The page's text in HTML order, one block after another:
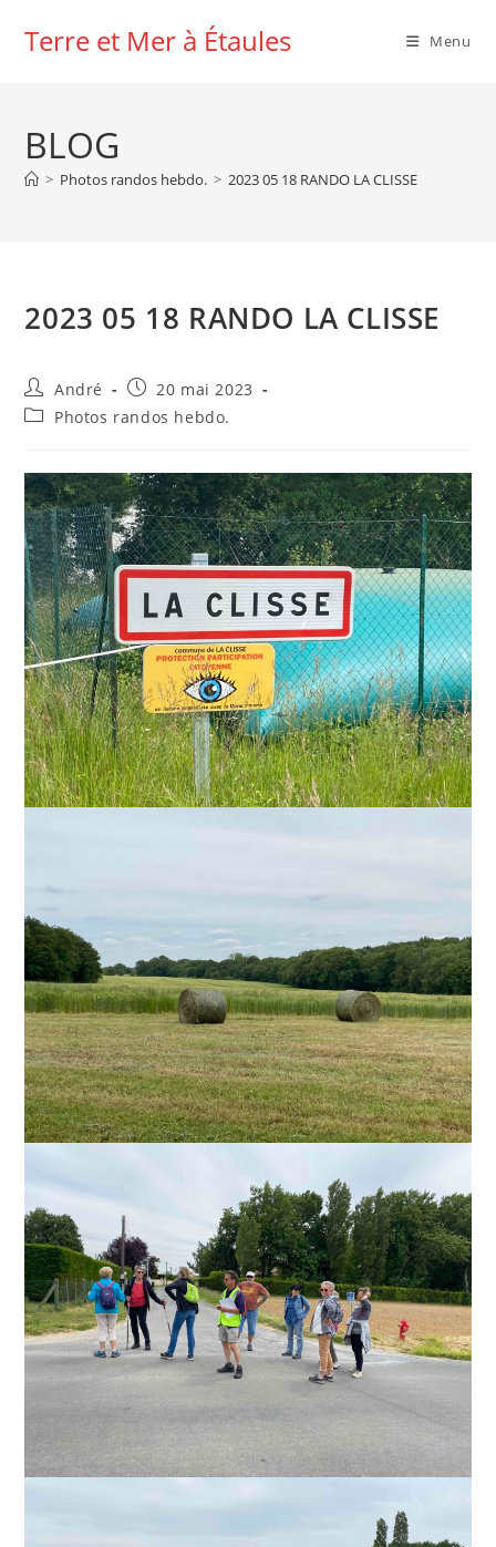
Terre et Mer à Étaules Menu
BLOG
> Photos randos hebdo. > 2023 05 18 RANDO LA CLISSE
2023 05 18 RANDO LA CLISSE
Auteur/autrice
de
la
André
Publication
publiée :
20 mai 2023
PostPhotos randos hebdo.